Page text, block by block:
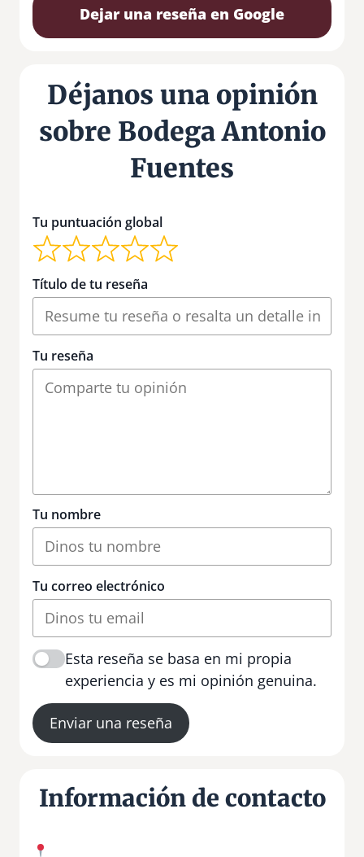
Dejar una reseña en Google
Déjanos una opinión
sobre Bodega Antonio
Fuentes
Tu puntuación global
Título de tu reseña
Tu reseña
Tu nombre
Tu correo electrónico
Esta reseña se basa en mi propia
experiencia y es mi opinión genuina.
Enviar una reseña
Información de contacto